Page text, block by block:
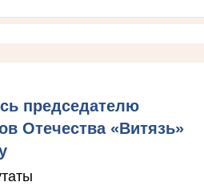
председателю
Отечества «Витязь»